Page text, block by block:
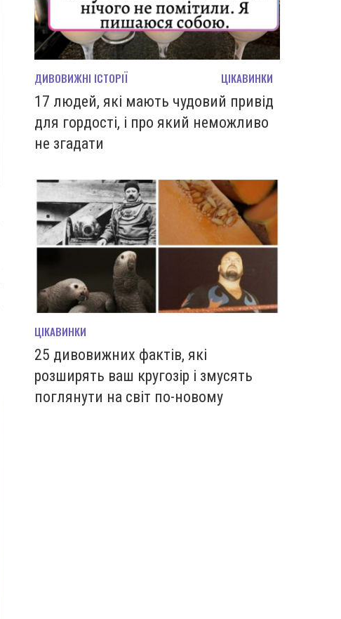
ДИВОВИЖНІ ІСТОРІЇ ЦІКАВИНКИ
17 людей, які мають чудовий привід
для гордості, і про який неможливо
не згадати
ЦІКАВИНКИ
25 дивовижних фактів, які
розширять ваш кругозір і змусять
поглянути на світ по-новому